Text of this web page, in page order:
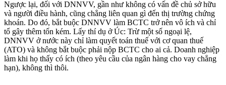
Ngược lại, đối với DNNVV, gần như không có vấn đề chủ sở hữu
và người điều hành, cũng chẳng liên quan gì đến thị trường chứng
khoán. Do đó, bắt buộc DNNVV làm BCTC trở nên vô ích và chỉ
tổ gây thêm tốn kém. Lấy thí dụ ở Úc: Trừ một số ngoại lệ,
DNNVV ở nước này chỉ làm quyết toán thuế với cơ quan thuế
(ATO) và không bắt buộc phải nộp BCTC cho ai cả. Doanh nghiệp
làm khi họ thấy có ích (theo yêu cầu của ngân hàng cho vay chẳng
hạn), không thì thôi.